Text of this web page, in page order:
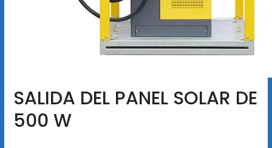
SALIDA DEL PANEL SOLAR DE
500 W